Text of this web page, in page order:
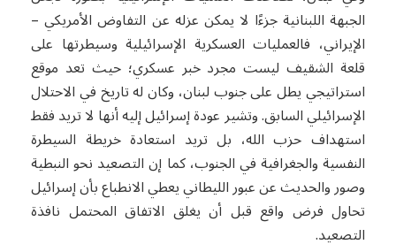
الجبهة اللبنانية جزءًا لا يمكن عزله عن التفاوض الأمريكي –
الإيراني، فالعمليات العسكرية الإسرائيلية وسيطرتها على
قلعة الشقيف ليست مجرد خبر عسكري؛ حيث تعد موقع
استراتيجي يطل على جنوب لبنان، وكان له تاريخ في الاحتلال
الإسرائيلي السابق. وتشير عودة إسرائيل إليه أنها لا تريد فقط
استهداف حزب الله، بل تريد استعادة خريطة السيطرة
النفسية والجغرافية في الجنوب، كما إن التصعيد نحو النبطية
وصور والحديث عن عبور الليطاني يعطي الانطباع بأن إسرائيل
تحاول فرض واقع قبل أن يغلق الاتفاق المحتمل نافذة
التصعيد.